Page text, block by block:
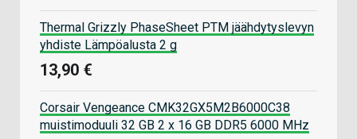
Thermal Grizzly PhaseSheet PTM jäähdytyslevyn
yhdiste Lämpöalusta 2 g
13,90 €
Corsair Vengeance CMK32GX5M2B6000C38
muistimoduuli 32 GB 2 x 16 GB DDR5 6000 MHz